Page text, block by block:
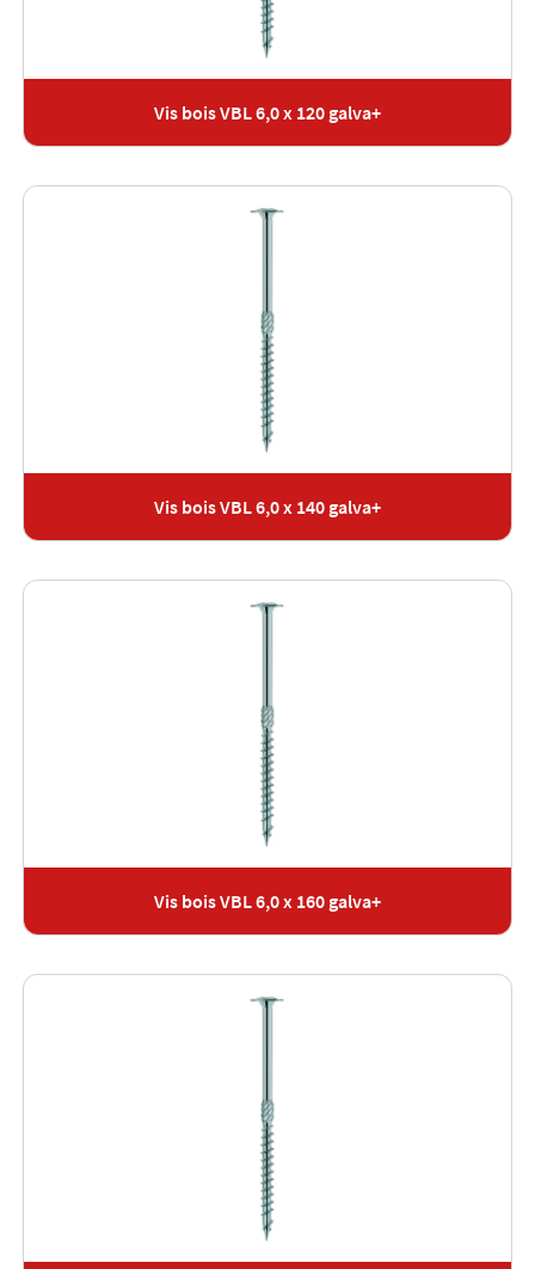
Vis bois VBL 6,0 x 120 galva+
Vis bois VBL 6,0 x 140 galva+
Vis bois VBL 6,0 x 160 galva+